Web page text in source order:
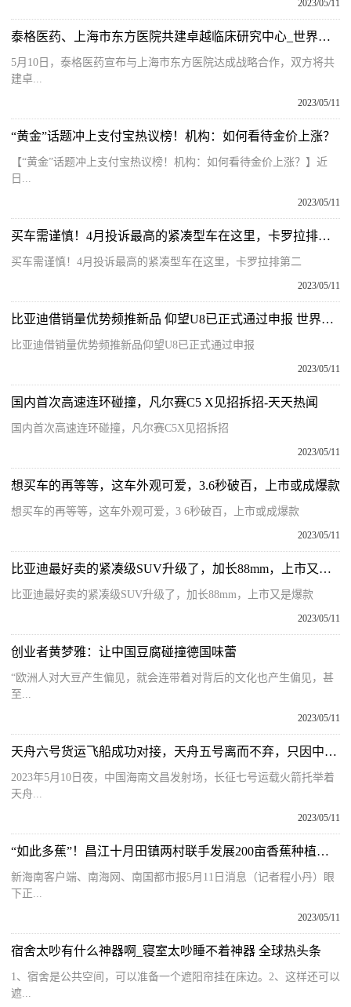
2023/05/11
泰格医药、上海市东方医院共建卓越临床研究中心_世界滚动
5月10日，泰格医药宣布与上海市东方医院达成战略合作，双方将共
建卓...
2023/05/11
“黄金”话题冲上支付宝热议榜！机构：如何看待金价上涨？
【“黄金”话题冲上支付宝热议榜！机构：如何看待金价上涨？】近
日...
2023/05/11
买车需谨慎！4月投诉最高的紧凑型车在这里，卡罗拉排第二 天天热头条
买车需谨慎！4月投诉最高的紧凑型车在这里，卡罗拉排第二
2023/05/11
比亚迪借销量优势频推新品 仰望U8已正式通过申报 世界微头条
比亚迪借销量优势频推新品仰望U8已正式通过申报
2023/05/11
国内首次高速连环碰撞，凡尔赛C5 X见招拆招-天天热闻
国内首次高速连环碰撞，凡尔赛C5X见招拆招
2023/05/11
想买车的再等等，这车外观可爱，3.6秒破百，上市或成爆款
想买车的再等等，这车外观可爱，3 6秒破百，上市或成爆款
2023/05/11
比亚迪最好卖的紧凑级SUV升级了，加长88mm，上市又是爆款 天天亮点
比亚迪最好卖的紧凑级SUV升级了，加长88mm，上市又是爆款
2023/05/11
创业者黄梦雅：让中国豆腐碰撞德国味蕾
“欧洲人对大豆产生偏见，就会连带着对背后的文化也产生偏见，甚
至...
2023/05/11
天舟六号货运飞船成功对接，天舟五号离而不弃，只因中国空间站太小？
2023年5月10日夜，中国海南文昌发射场，长征七号运载火箭托举着
天舟...
2023/05/11
“如此多蕉”！昌江十月田镇两村联手发展200亩香蕉种植基地
新海南客户端、南海网、南国都市报5月11日消息（记者程小丹）眼
下正...
2023/05/11
宿舍太吵有什么神器啊_寝室太吵睡不着神器 全球热头条
1、宿舍是公共空间，可以准备一个遮阳帘挂在床边。2、这样还可以
遮...